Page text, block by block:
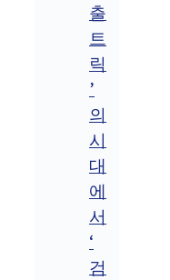
출
트
릭
’
의
시
대
에
서
‘
검